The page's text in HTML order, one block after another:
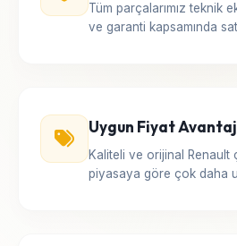
Tüm parçalarımız teknik
ve garanti kapsamında
Uygun Fiyat
Kaliteli ve orijinal Renault
piyasaya göre çok daha